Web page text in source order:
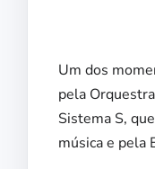
Um dos
pela
Sistema S,
música e pela